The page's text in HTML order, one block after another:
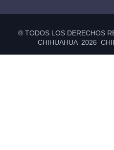
® TODOS LOS DERECHOS
CHIHUAHUA 2026